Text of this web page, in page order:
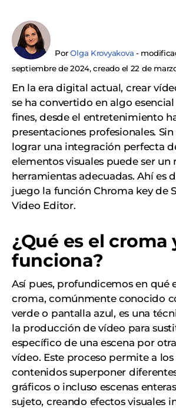
PorOlga Krovyakova -
septiembre de 2024, creado el 22 de
En la era digital actual, crear
se ha convertido en algo
fines, desde el entretenimiento
presentaciones profesionales.
lograr una integración perfecta
elementos visuales puede ser un
herramientas adecuadas. Ahí es
juego la función Chroma key de
Video Editor.
¿Qué es el croma
funciona?
Así pues, profundicemos en qué
croma, comúnmente conocido
verde o pantalla azul, es una
la producción de vídeo para
específico de una escena por
vídeo. Este proceso permite a
contenidos superponer
gráficos o incluso escenas
sujeto, creando efectos visuales